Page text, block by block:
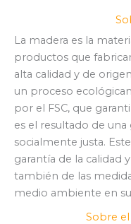
La madera es la
productos que
alta calidad y de
un proceso
por el FSC, que
es el resultado de
socialmente justa.
garantía de la calidad
también de las
medio ambiente en
Sobre